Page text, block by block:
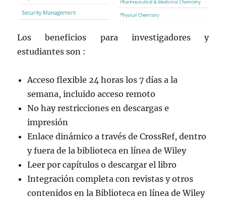
Los beneficios para investigadores y
estudiantes son :
Acceso flexible 24 horas los 7 días a la
semana, incluido acceso remoto
No hay restricciones en descargas e
impresión
Enlace dinámico a través de CrossRef, dentro
y fuera de la biblioteca en línea de Wiley
Leer por capítulos o descargar el libro
Integración completa con revistas y otros
contenidos en la Biblioteca en línea de Wiley